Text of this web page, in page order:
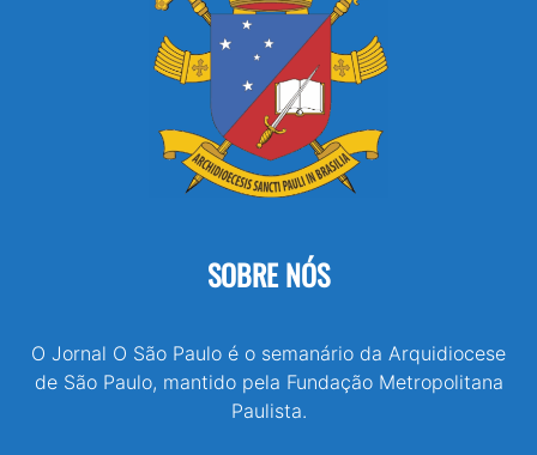
SOBRE NÓS
O Jornal O São Paulo é o semanário da Arquidiocese
de São Paulo, mantido pela Fundação Metropolitana
Paulista.